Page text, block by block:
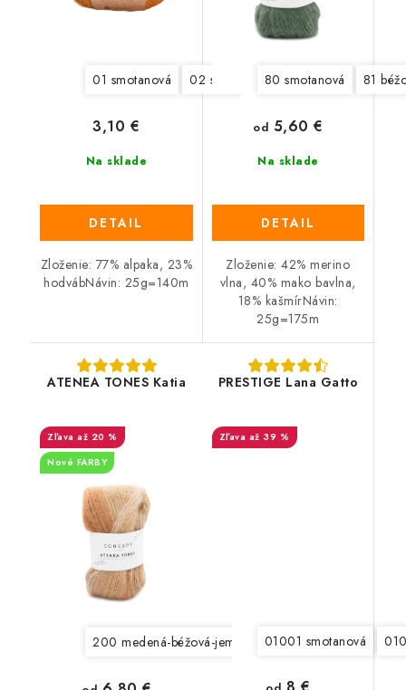
01 smotanová 02 svetlá šedá 03 šedá 04
Na sklade
3,10 €
DETAIL
Zloženie: 77% alpaka, 23%
hodvábNávin: 25g=140m
80 smotanová 81
Na sklade
od 5,60 €
DETAIL
Zloženie: 42% merino
vlna, 40% mako bavlna,
18% kašmírNávin:
25g=175m
ATENEA TONES Katia
až 20 %
Nové FARBY
200 medená-béžová-jemná zelená - VÝPREDAJ
PRESTIGE Lana Gatto
až 39 %
01001 smotanová